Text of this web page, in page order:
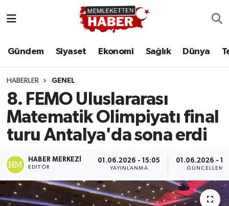
Gündem Siyaset Ekonomi Sağlık Dünya
HABERLER GENEL
8. FEMO Uluslararası
Matematik Olimpiyatı final
turu Antalya'da sona erdi
HABER MERKEZI
EDITÖR
01.06.2026 - 15:05
YAYINLANMA
01.06.2026 -
GÜNCELLEME